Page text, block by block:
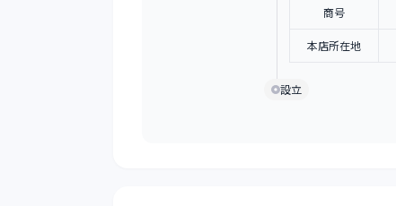
商号
本店所在地
設立